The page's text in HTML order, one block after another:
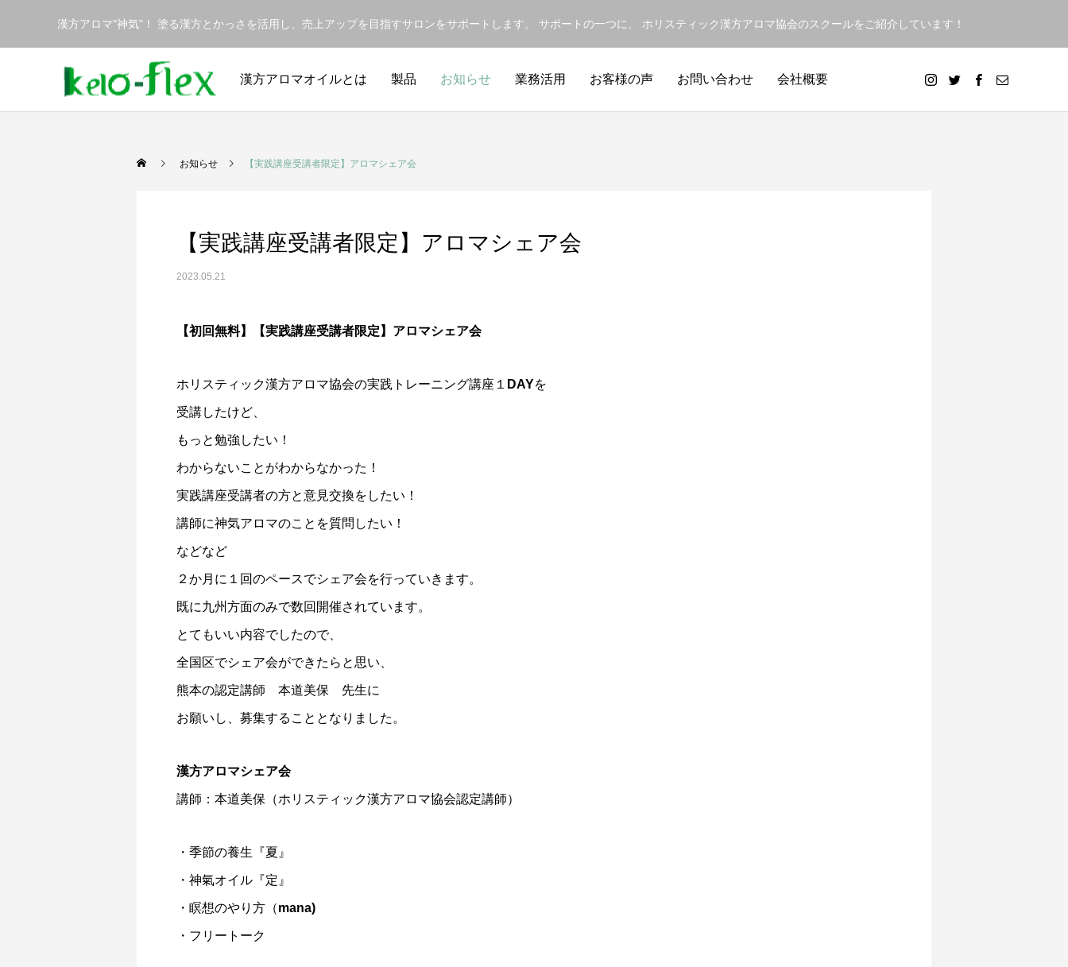
漢方アロマ"神気"！ 塗る漢方とかっさを活用し、売上アップを目指すサロンをサポートします。 サポートの一つに、 ホリスティック漢方アロマ協会のスクールをご紹介しています！
漢方アロマオイルとは 製品 お知らせ 業務活用 お客様の声 お問い合わせ 会社概要
お知らせ ​【実践講座受講者限定】アロマシェア会
​【実践講座受講者限定】アロマシェア会
2023.05.21
【初回無料】【実践講座受講者限定 】アロマシェア会
ホリスティック漢方アロマ協会の実践トレーニング講座１DAYを
受講したけど、
もっと勉強したい！
わからないことがわからなかった！
実践講座受講者の方と意見交換をしたい！
講師に神気アロマのことを質問したい！
などなど
２か月に１回のペースでシェア会を行っていきます。
既に九州方面のみで数回開催されています。
とてもいい内容でしたので、
全国区でシェア会ができたらと思い、
熊本の認定講師 本道美保 先生に
お願いし、募集することとなりました。
漢方アロマシェア会
講師：本道美保（ホリスティック漢方アロマ協会認定講師）
・季節の養生『夏』
・神氣オイル『定』
・瞑想のやり方（mana)
・フリートーク